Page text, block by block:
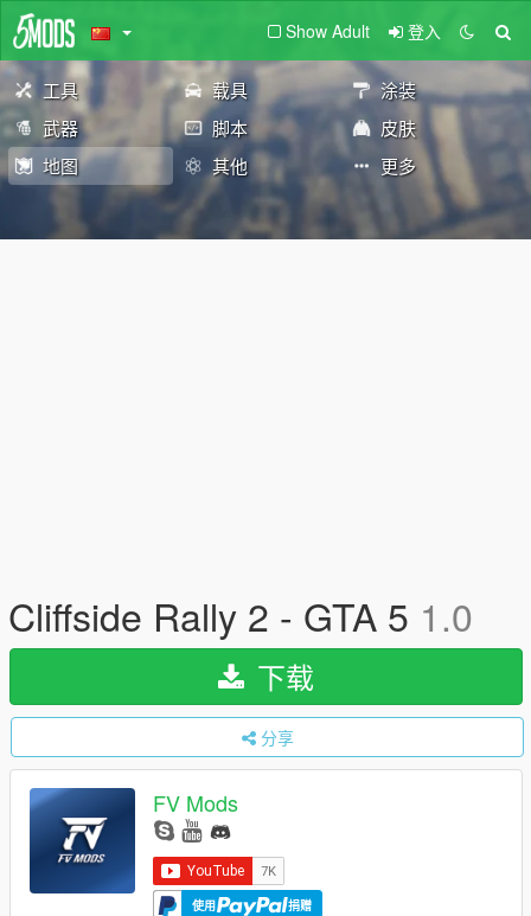
Show Adult 登入
工具 载具
涂装
武器
脚本
皮肤
地图
其他 更多
Cliffside Rally 2 - GTA 5 1.0
下载
分享
FV Mods
使用 捐赠